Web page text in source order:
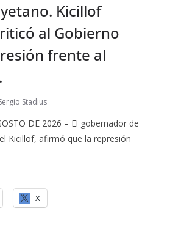
Kicillof
al Gobierno
frente al
Stadius
DE 2026 – El gobernador de
Kicillof, afirmó que la represión
X